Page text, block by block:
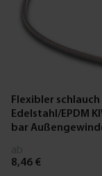
Flexibler schlauch
Edelstahl/EPDM
bar
SK10
8,46 €